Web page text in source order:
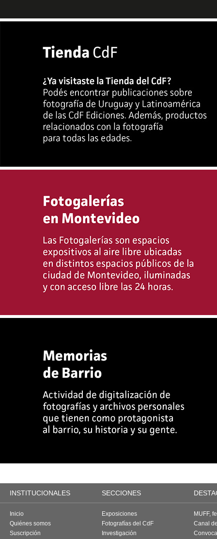
INSTITUCIONALES SECCIONES
Inicio
Quiénes somos
Suscripción
Exposiciones
Fotografías del CdF
Investigación
MUFF,
Canal